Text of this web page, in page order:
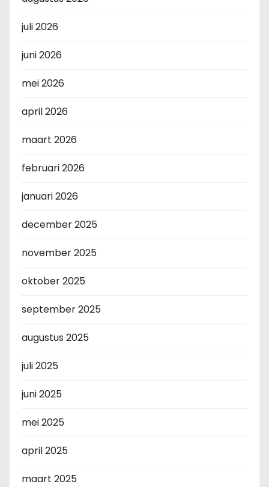
juli 2026
juni 2026
mei 2026
april 2026
maart 2026
februari 2026
januari 2026
december 2025
november 2025
oktober 2025
september 2025
augustus 2025
juli 2025
juni 2025
mei 2025
april 2025
maart 2025